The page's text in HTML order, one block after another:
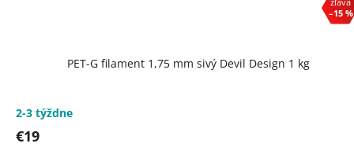
–15 %
PET-G filament 1,75 mm sivý Devil Design 1 kg
2-3 týždne
€19